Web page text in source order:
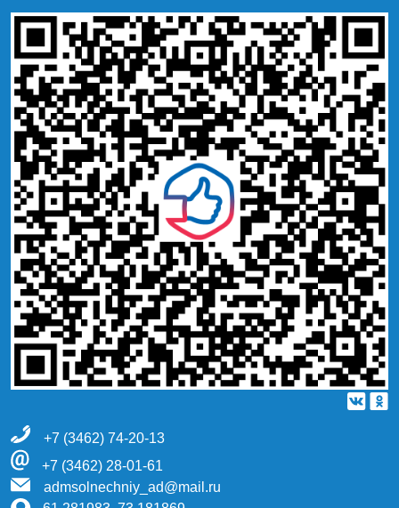
+7 (3462) 74-20-13
+7 (3462) 28-01-61
admsolnechniy_ad@mail.ru